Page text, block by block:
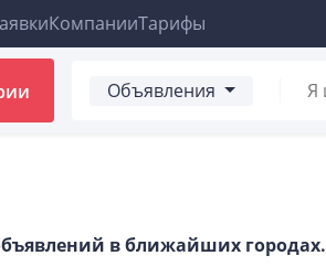
КомпанииТарифы
Объявления
в ближайших городах.